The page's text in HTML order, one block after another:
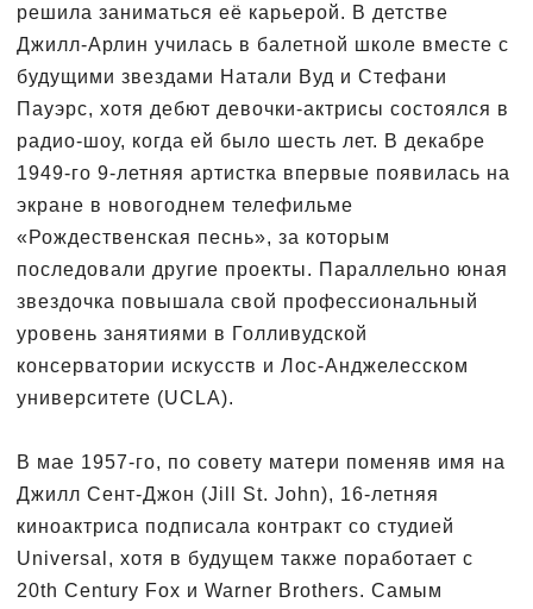
решила заниматься её карьерой. В детстве
Джилл-Арлин училась в балетной школе вместе с
будущими звездами Натали Вуд и Стефани
Пауэрс, хотя дебют девочки-актрисы состоялся в
радио-шоу, когда ей было шесть лет. В декабре
1949-го 9-летняя артистка впервые появилась на
экране в новогоднем телефильме
«Рождественская песнь», за которым
последовали другие проекты. Параллельно юная
звездочка повышала свой профессиональный
уровень занятиями в Голливудской
консерватории искусств и Лос-Анджелесском
университете (UCLA).
В мае 1957-го, по совету матери поменяв имя на
Джилл Сент-Джон (Jill St. John), 16-летняя
киноактриса подписала контракт со студией
Universal, хотя в будущем также поработает с
20th Century Fox и Warner Brothers. Самым